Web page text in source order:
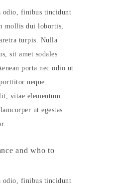
odio, finibus tincidunt
mollis dui lobortis,
turpis. Nulla
sit amet sodales
porta nec odio ut
neque.
vitae elementum
ut egestas
and who to
odio, finibus tincidunt